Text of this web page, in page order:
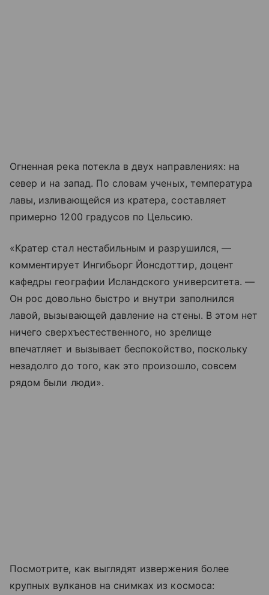
Огненная река потекла в двух направлениях: на
север и на запад. По словам ученых, температура
лавы, изливающейся из кратера, составляет
примерно 1200 градусов по Цельсию.
«Кратер стал нестабильным и разрушился, —
комментирует Ингибьорг Йонсдоттир, доцент
кафедры географии Исландского университета. —
Он рос довольно быстро и внутри заполнился
лавой, вызывающей давление на стены. В этом нет
ничего сверхъестественного, но зрелище
впечатляет и вызывает беспокойство, поскольку
незадолго до того, как это произошло, совсем
рядом были люди».
Посмотрите, как выглядят извержения более
крупных вулканов на снимках из космоса: